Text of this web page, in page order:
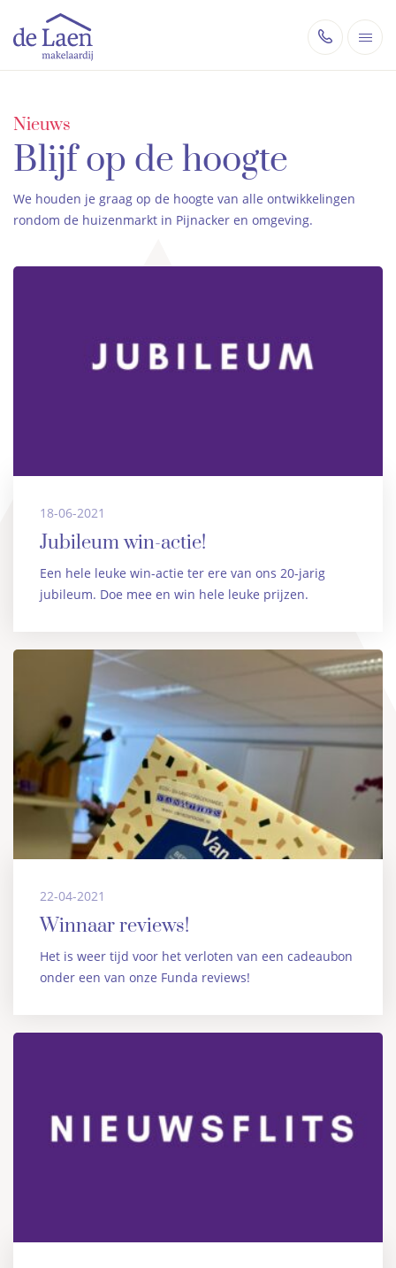
Nieuws
Blijf op de hoogte
We houden je graag op de hoogte van alle ontwikkelingen
rondom de huizenmarkt in Pijnacker en omgeving.
18-06-2021
Jubileum win-actie!
Een hele leuke win-actie ter ere van ons 20-jarig
jubileum. Doe mee en win hele leuke prijzen.
22-04-2021
Winnaar reviews!
Het is weer tijd voor het verloten van een cadeaubon
onder een van onze Funda reviews!